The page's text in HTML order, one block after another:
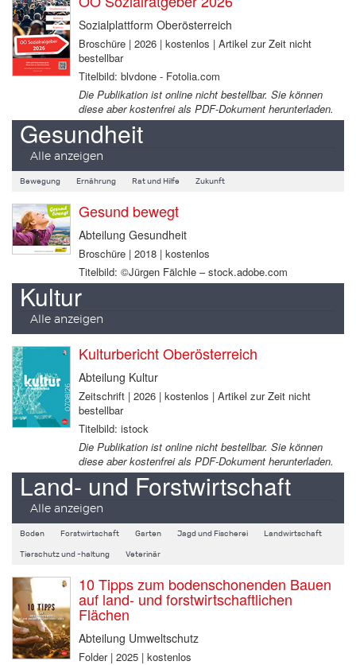
Sozialplattform Oberösterreich
Broschüre | 2026 | kostenlos | Artikel zur Zeit nicht
bestellbar
Titelbild: blvdone - Fotolia.com
Die Publikation ist online nicht bestellbar. Sie können
diese aber kostenfrei als PDF-Dokument herunterladen.
Gesundheit
Alle anzeigen
Bewegung Ernährung Rat und Hilfe Zukunft
Gesund bewegt
Abteilung Gesundheit
Broschüre | 2018 | kostenlos
Titelbild: ©Jürgen Fälchle – stock.adobe.com
Kultur
Alle anzeigen
Kulturbericht Oberösterreich
Abteilung Kultur
Zeitschrift | 2026 | kostenlos | Artikel zur Zeit nicht
bestellbar
Titelbild: istock
Die Publikation ist online nicht bestellbar. Sie können
diese aber kostenfrei als PDF-Dokument herunterladen.
Land- und Forstwirtschaft
Alle anzeigen
Boden Forstwirtschaft Garten Jagd und Fischerei Landwirtschaft
Tierschutz und -haltung Veterinär
10 Tipps zum bodenschonenden Bauen
auf land- und forstwirtschaftlichen
Flächen
Abteilung Umweltschutz
Folder | 2025 | kostenlos